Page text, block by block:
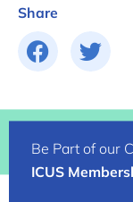
Share
Be Part of our
ICUS